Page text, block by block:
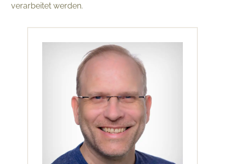
verarbeitet werden.